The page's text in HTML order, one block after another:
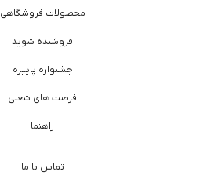
محصولات فروشگاهی
فروشنده شوید
جشنواره پاییزه
فرصت های شغلی
راهنما
تماس با ما